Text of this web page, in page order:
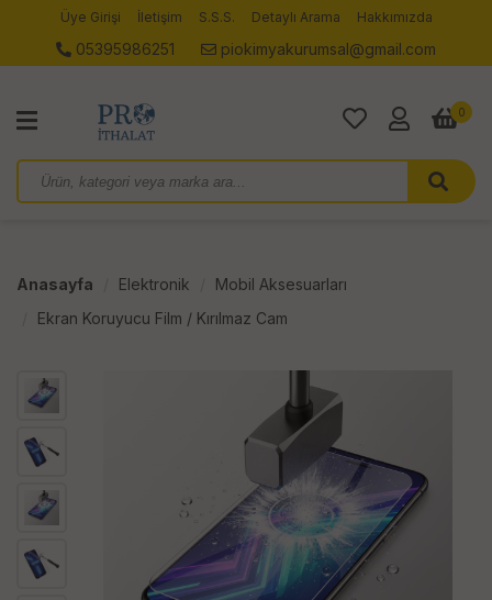
Üye Girişi İletişim S.S.S. Detaylı Arama Hakkımızda
05395986251 piokimyakurumsal@gmail.com
0
Anasayfa Elektronik
Mobil Aksesuarları
Ekran Koruyucu Film / Kırılmaz Cam